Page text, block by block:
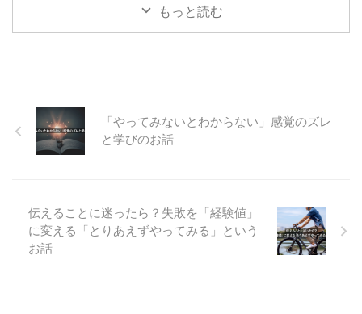
客様から「将来が不安です」「 ...
つもブログをご覧いただき、あり
（※この記事の内容は、ポッドキ
ャスト番組『10分1本勝負』の第
8回でも音声で配信しています。
ぜひ以下のプレイヤーから聴いて
てお客様のサポートをする中で、
勉強会でこんな質問をさせていた
もっと読む
「やってみないとわからない」感覚のズレ
と学びのお話
伝えることに迷ったら？失敗を「経験値」
に変える「とりあえずやってみる」という
お話